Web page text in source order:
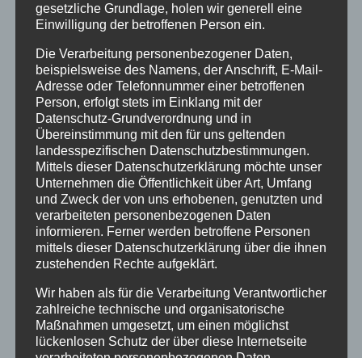
Kostengünstige und einzigartige Stoffverkleidungen für jede Art
von Veranstaltung (Messe, Promotion, Locations u.v.m.).
Raumgestaltung leicht gemacht mit der Konfektionen von extra
breite Stoffe für Backdrops, Trennwände und attraktive
Vorhänge für jede Art von Firmenveranstaltungen.
Von Andrea Rindle | 10. August 2022 Allgemein
Sonstiges,Stretch&Stoff | 0 Kommentare
Weiterlesen
gesetzliche Grundlage, holen wir generell eine
Einwilligung der betroffenen Person ein.
Die Verarbeitung personenbezogener Daten,
beispielsweise des Namens, der Anschrift, E-Mail-
Adresse oder Telefonnummer einer betroffenen
Person, erfolgt stets im Einklang mit der
Datenschutz-Grundverordnung und in
Übereinstimmung mit den für uns geltenden
landesspezifischen Datenschutzbestimmungen.
Mittels dieser Datenschutzerklärung möchte unser
Unternehmen die Öffentlichkeit über Art, Umfang
und Zweck der von uns erhobenen, genutzten und
verarbeiteten personenbezogenen Daten
informieren. Ferner werden betroffene Personen
mittels dieser Datenschutzerklärung über die ihnen
zustehenden Rechte aufgeklärt.
Wir haben als für die Verarbeitung Verantwortlicher
zahlreiche technische und organisatorische
Maßnahmen umgesetzt, um einen möglichst
lückenlosen Schutz der über diese Internetseite